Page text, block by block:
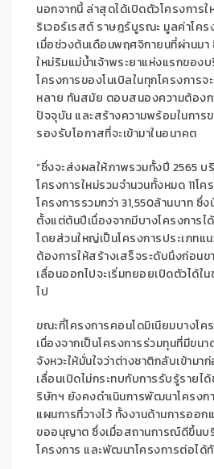
นอกจากนี้ ล่าสุดได้เปิดตัวโครงการใ
ริเวอร์เรสต์ ราษฎร์บูรณะ มูลค่าโคร
เมอช่วงต้นเดือนพฤศจิกายนที่ผ่านมา
ใหม่ริมแม่น้ำเจ้าพระยาแห่งแรกของบ
โครงการของโนเบิลในทุกโครงการจะ
หลาย ทันสมัย ตอบสนองความต้อง
ปัจจุบัน และสร้างความพร้อมในการ
รองรับโอกาสที่จะเข้ามาในอนาคต
“ซึ่งจะส่งผลให้ภาพรวมทั้งปี 2565 บ
โครงการใหม่รวมจำนวนทั้งหมด11โค
โครงการรวมกว่า31,550ล้านบาท ซึ่ง
ตั้งแต่ต้นปีเนื่องจากมีบางโครงการได้
โดยส่วนใหญ่เป็นโครงการประเภทแ
ต้องการให้สร้างเสร็จระดับนึงก่อนข
เลื่อนออกไปจะเริ่มทยอยเปิดตัวได้ใ
ไป
ขณะที่โครงการคอนโดมิเนียมบางโค
เนื่องจากเป็นโครงการร่วมทุนที่มีขน
จังหวะให้มั่นใจว่าต่างชาติกลับเข้ามาก
เลื่อนเปิดไม่กระทบกับการรับรู้รายได้
ริษัทฯ ยังคงดำเนินการพัฒนาโครงก
แผนการที่วางไว้ ทั้งงานด้านการออก
ขออนุญาต ซึ่งเมื่อสถานการณ์ดีขึ้นบ
โครงการ และพัฒนาโครงการต่อได้